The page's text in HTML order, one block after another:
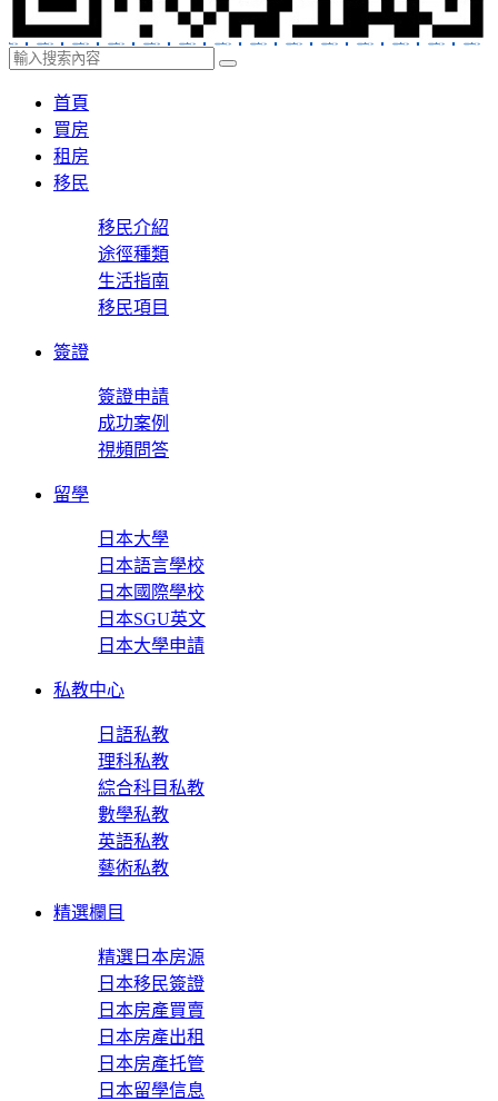
首頁
買房
租房
移民
移民介紹
途徑種類
生活指南
移民項目
簽證
簽證申請
成功案例
視頻問答
留學
日本大學
日本語言學校
日本國際學校
日本SGU英文
日本大學申請
私教中心
日語私教
理科私教
綜合科目私教
數學私教
英語私教
藝術私教
精選欄目
精選日本房源
日本移民簽證
日本房產買賣
日本房產出租
日本房產托管
日本留學信息